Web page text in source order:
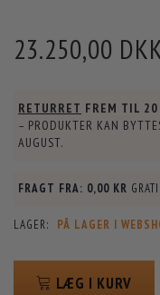
23.250,00
RETURRET FREM TIL
– PRODUKTER KAN
AUGUST.
FRAGT FRA: 0,00 KR
LAGER: PÅ LAGER I
LÆG I KURV